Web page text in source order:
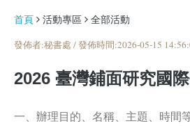
首頁 活動專區 全部活動
發佈者:秘書處 / 發佈時間:2026-05-15
2026 臺灣鋪面研究國
一、辦理目的、名稱、主題、時間